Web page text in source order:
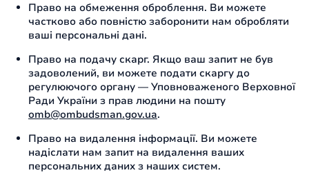
Право на обмеження оброблення. Ви можете
частково або повністю заборонити нам обробляти
ваші персональні дані.
Право на подачу скарг. Якщо ваш запит не був
задоволений, ви можете подати скаргу до
регулюючого органу — Уповноваженого Верховної
Ради України з прав людини на пошту
omb@ombudsman.gov.ua.
Право на видалення інформації. Ви можете
надіслати нам запит на видалення ваших
персональних даних з наших систем.